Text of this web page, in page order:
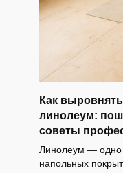
Как
линолеум:
советы
Линолеум — одно
напольных